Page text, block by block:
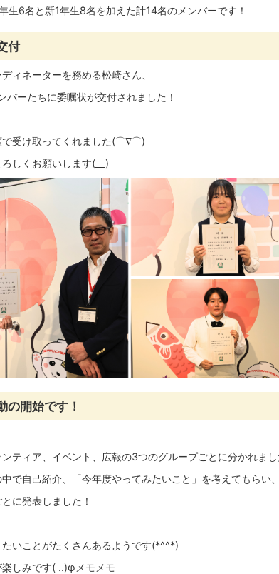
生6名と新1年生8名を加えた計14名のメンバーです！
付
ィネーターを務める松崎さん、
バーたちに委嘱状が交付されました！
で受け取ってくれました(⌒∇⌒)
しくお願いします(__)
の開始です！
ティア、イベント、広報の3つのグループごとに分かれまし
で自己紹介、「今年度やってみたいこと」を考えてもらい、
に発表しました！
いことがたくさんあるようです(*^^*)
楽しみです( ..)φメモメモ